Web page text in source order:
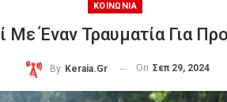
ΚΟΙΝΩΝΙΑ
Με Έναν Τραυματία Για
By Keraia.gr On Σεπ 29, 2024